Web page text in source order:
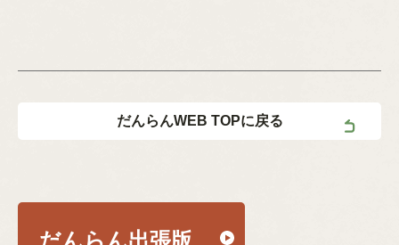
だんらんWEB TOPに戻る
だんらん出張版